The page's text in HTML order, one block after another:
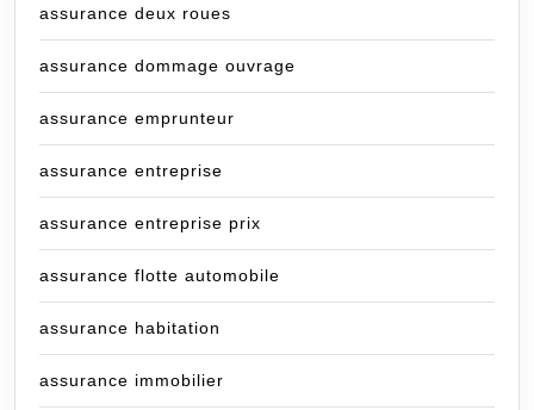
assurance deux roues
assurance dommage ouvrage
assurance emprunteur
assurance entreprise
assurance entreprise prix
assurance flotte automobile
assurance habitation
assurance immobilier